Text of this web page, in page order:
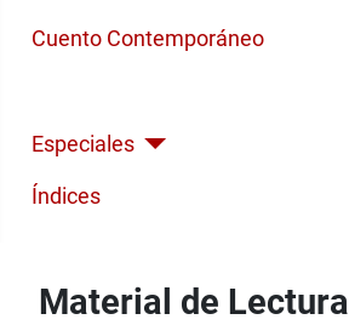
Cuento Contemporáneo
Especiales
Índices
Material de Lectura